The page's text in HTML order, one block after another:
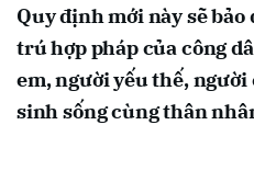
Quy định mới này sẽ
trú hợp pháp của công
em, người yếu thế,
sinh sống cùng thân